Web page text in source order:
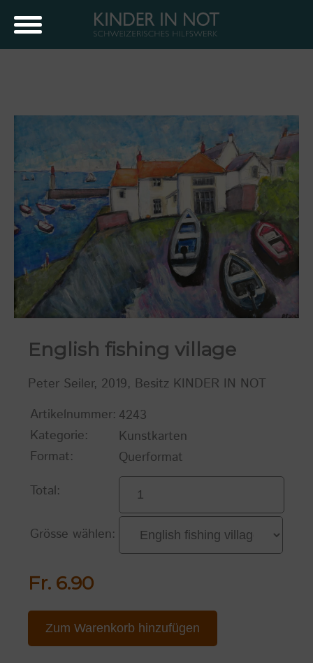
English fishing village
Peter Seiler, 2019, Besitz KINDER IN NOT
Artikelnummer: 4243
Kategorie:
Kunstkarten
Format:
Querformat
Total:
Grösse wählen:
Fr. 6.90
Zum Warenkorb hinzufügen